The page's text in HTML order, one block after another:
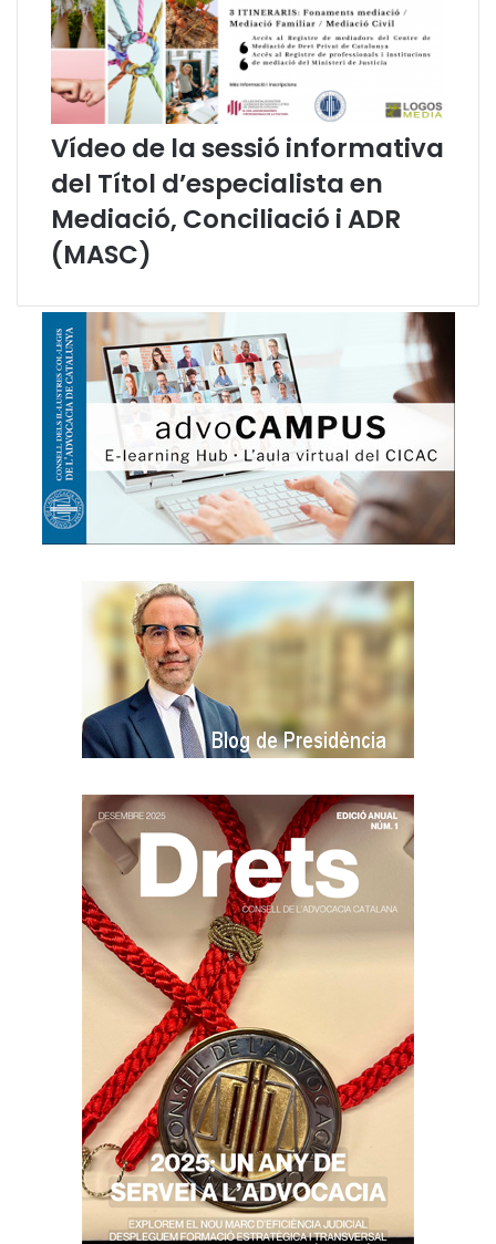
Vídeo de la sessió informativa
del Títol d’especialista en
Mediació, Conciliació i ADR
(MASC)